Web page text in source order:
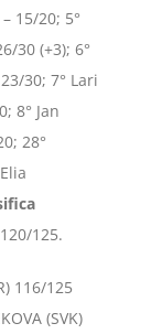
15/20; 5°
30 (+3); 6°
30; 7° Lari
8° Jan
28°
125.
116/125
(SVK)